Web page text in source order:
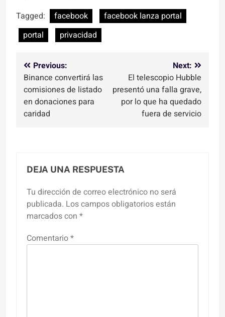
Tagged:
facebook
facebook lanza portal
portal
privacidad
Navegación
de
entradas
Previous:
Binance convertirá las
comisiones de listado
en donaciones para
caridad
Next:
El telescopio Hubble
presentó una falla grave,
por lo que ha quedado
fuera de servicio
DEJA UNA RESPUESTA
Tu dirección de correo electrónico no será
publicada. Los campos obligatorios están
marcados con *
Comentario*